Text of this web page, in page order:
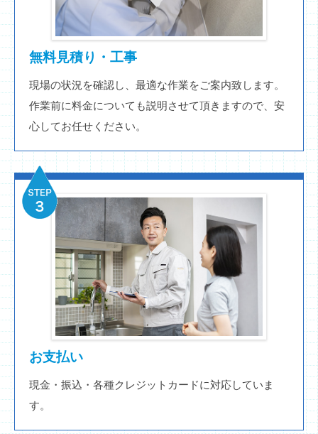
無料見積り・工事
現場の状況を確認し、最適な作業をご案内致します。
作業前に料金についても説明させて頂きますので、安
心してお任せください。
お支払い
現金・振込・各種クレジットカードに対応していま
す。